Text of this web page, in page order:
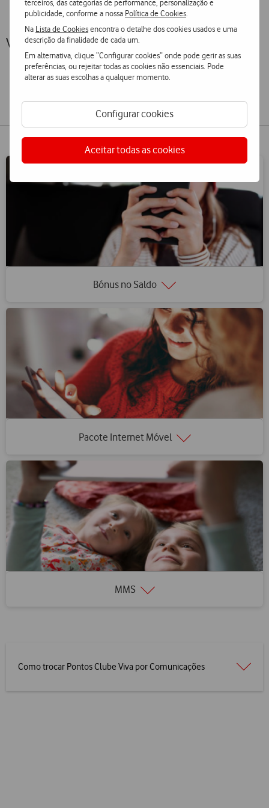
terceiros, das categorias de performance, personalização e
publicidade, conforme a nossa Política de Cookies
Na Lista de Cookiesencontra o detalhe dos cookies usados e uma
descrição da finalidade de cada um.
Em alternativa, clique “Configurar cookies” onde pode gerir as suas
preferências, ou rejeitar todas as cookies não essenciais. Pode
alterar as suas escolhas a qualquer momento.
Configurar cookies
Aceitar todas as cookies
Vamos utilizar os pontos Clube Viva?
Exclusivo Cliente Particular
Bónus no Saldo
Pacote Internet Móvel
MMS
Como trocar Pontos Clube Viva por Comunicações